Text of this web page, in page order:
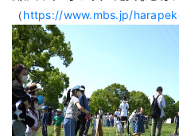
（https://www.mbs.jp/